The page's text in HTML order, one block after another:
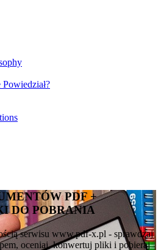
PDF +
DO POBRANIA
serwisu www.pdf-x.pl - sprawdzaj
oceniaj, konwertuj pliki i pobieraj